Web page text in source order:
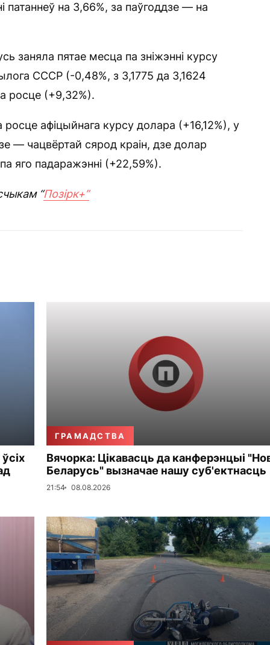
на 3,66%, за паўгоддзе — на
заняла пятае месца па зніжэнні курсу
СССР (-0,48%, з 3,1775 да 3,1624
росце (+9,32%).
афіцыйнага курсу долара (+16,12%), у
— чацвёртай сярод краін, дзе долар
яго падаражэнні (+22,59%).
“Позірк+”
ГРАМАДСТВА
Вячорка: Цікавасць да канферэнцыі
Беларусь" вызначае нашу суб'ектнасць
21:54 08.08.2026